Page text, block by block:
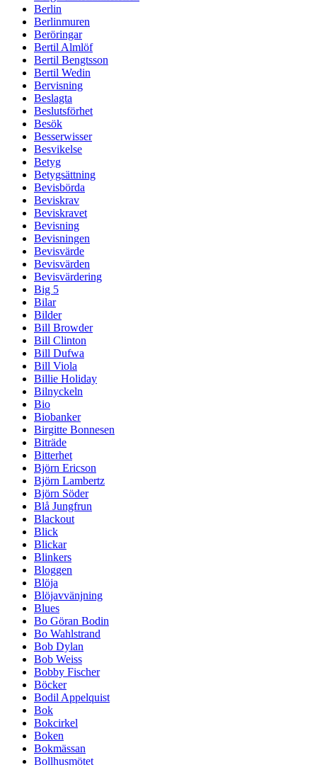
Berlin
Berlinmuren
Beröringar
Bertil Almlöf
Bertil Bengtsson
Bertil Wedin
Bervisning
Beslagta
Beslutsförhet
Besök
Besserwisser
Besvikelse
Betyg
Betygsättning
Bevisbörda
Beviskrav
Beviskravet
Bevisning
Bevisningen
Bevisvärde
Bevisvärden
Bevisvärdering
Big 5
Bilar
Bilder
Bill Browder
Bill Clinton
Bill Dufwa
Bill Viola
Billie Holiday
Bilnyckeln
Bio
Biobanker
Birgitte Bonnesen
Biträde
Bitterhet
Björn Ericson
Björn Lambertz
Björn Söder
Blå Jungfrun
Blackout
Blick
Blickar
Blinkers
Bloggen
Blöja
Blöjavvänjning
Blues
Bo Göran Bodin
Bo Wahlstrand
Bob Dylan
Bob Weiss
Bobby Fischer
Böcker
Bodil Appelquist
Bok
Bokcirkel
Boken
Bokmässan
Bollhusmötet